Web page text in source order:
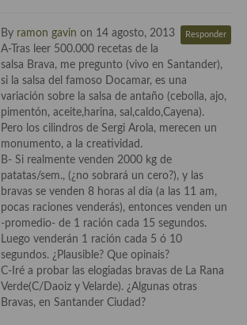
By ramon gavin on 14 agosto, 2013 Responder
A-Tras leer 500.000 recetas de la
salsa Brava, me pregunto (vivo en Santander),
si la salsa del famoso Docamar, es una
variación sobre la salsa de antaño (cebolla, ajo,
pimentón, aceite,harina, sal,caldo,Cayena).
Pero los cilindros de Sergi Arola, merecen un
monumento, a la creatividad.
B- Si realmente venden 2000 kg de
patatas/sem., (¿no sobrará un cero?), y las
bravas se venden 8 horas al día (a las 11 am,
pocas raciones venderás), entonces venden un
-promedio- de 1 ración cada 15 segundos.
Luego venderán 1 ración cada 5 ó 10
segundos. ¿Plausible? Que opinais?
C-Iré a probar las elogiadas bravas de La Rana
Verde(C/Daoiz y Velarde). ¿Algunas otras
Bravas, en Santander Ciudad?